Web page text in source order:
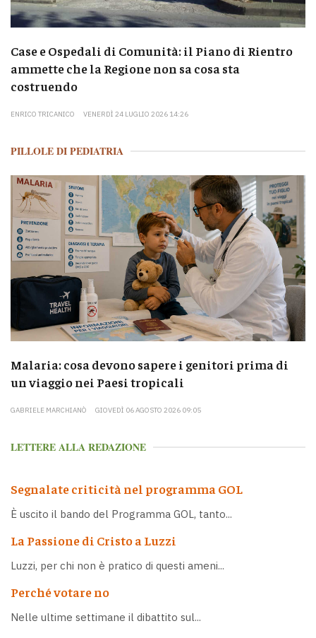
Case e Ospedali di Comunità: il Piano di Rientro
ammette che la Regione non sa cosa sta
costruendo
ENRICO TRICANICO VENERDÌ 24 LUGLIO 2026 14:26
PILLOLE DI PEDIATRIA
Malaria: cosa devono sapere i genitori prima di
un viaggio nei Paesi tropicali
GABRIELE MARCHIANÒ GIOVEDÌ 06 AGOSTO 2026 09:05
LETTERE ALLA REDAZIONE
Segnalate criticità nel programma GOL
È uscito il bando del Programma GOL, tanto...
La Passione di Cristo a Luzzi
Luzzi, per chi non è pratico di questi ameni...
Perché votare no
Nelle ultime settimane il dibattito sul...